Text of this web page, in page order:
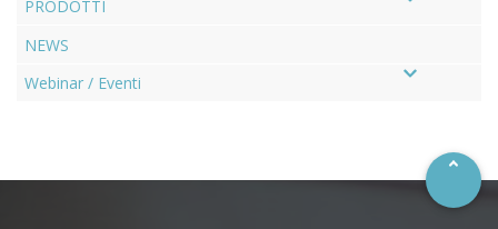
PRODOTTI
NEWS
Webinar / Eventi